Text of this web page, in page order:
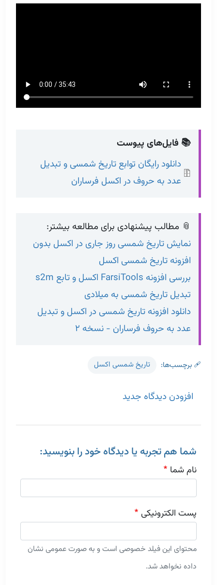
📚 فایل‌های پیوست
دانلود رایگان توابع تاریخ شمسی و تبدیل
عدد به حروف در اکسل فرساران
📎 مطالب پیشنهادی برای مطالعه بیشتر:
نمایش تاریخ شمسی روز جاری در اکسل بدون
افزونه تاریخ شمسی اکسل
بررسی افزونه FarsiTools اکسل و تابع s2m
تبدیل تاریخ شمسی به میلادی
دانلود افزونه تاریخ شمسی در اکسل و تبدیل
عدد به حروف فرساران - نسخه ۲
🩹 برچسب‌ها تاریخ شمسی اکسل
افزودن دیدگاه جدید
شما هم تجربه یا دیدگاه خود را بنویسید:
نام شما
پست الکترونیکی
محتوای این فیلد خصوصی است و به صورت عمومی نشان
داده نخواهد شد.